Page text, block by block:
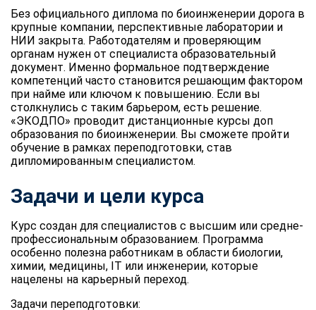
Без официального диплома по биоинженерии дорога в
крупные компании, перспективные лаборатории и
НИИ закрыта. Работодателям и проверяющим
органам нужен от специалиста образовательный
документ. Именно формальное подтверждение
компетенций часто становится решающим фактором
при найме или ключом к повышению. Если вы
столкнулись с таким барьером, есть решение.
«ЭКОДПО» проводит дистанционные курсы доп
образования по биоинженерии. Вы сможете пройти
обучение в рамках переподготовки, став
дипломированным специалистом.
Задачи и цели курса
Курс создан для специалистов с высшим или средне-
профессиональным образованием. Программа
особенно полезна работникам в области биологии,
химии, медицины, IT или инженерии, которые
нацелены на карьерный переход.
Задачи переподготовки: